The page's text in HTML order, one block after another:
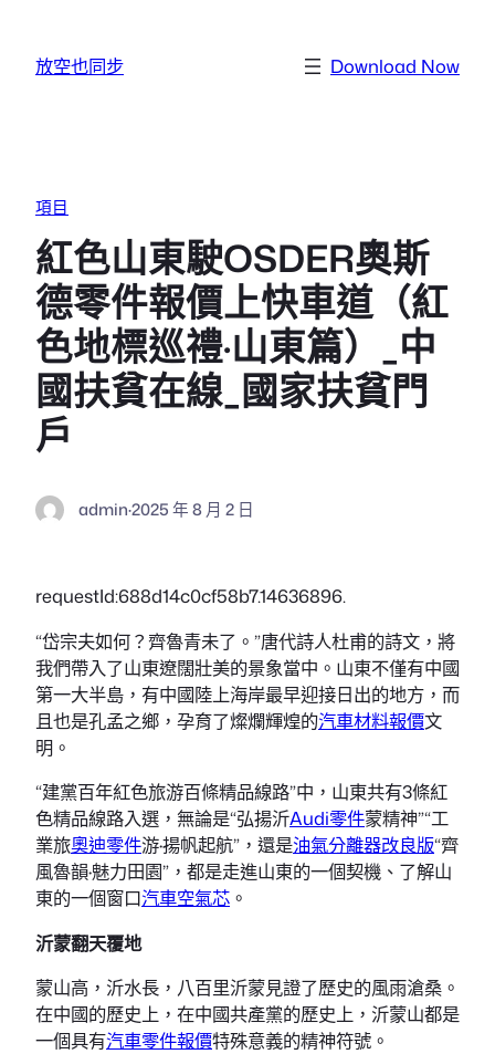
放空也同步 Download Now
項目
紅色山東駛OSDER奧斯
德零件報價上快車道（紅
色地標巡禮·山東篇）_中
國扶貧在線_國家扶貧門
戶
admin·2025 年 8 月 2 日
requestId:688d14c0cf58b7.14636896.
“岱宗夫如何？齊魯青未了。”唐代詩人杜甫的詩文，將
我們帶入了山東遼闊壯美的景象當中。山東不僅有中國
第一大半島，有中國陸上海岸最早迎接日出的地方，而
且也是孔孟之鄉，孕育了燦爛輝煌的汽車材料報價文
明。
“建黨百年紅色旅游百條精品線路”中，山東共有3條紅
色精品線路入選，無論是“弘揚沂Audi零件蒙精神”“工
業旅奧迪零件游·揚帆起航”，還是油氣分離器改良版“齊
風魯韻·魅力田園”，都是走進山東的一個契機、了解山
東的一個窗口汽車空氣芯 。
沂蒙翻天覆地
蒙山高，沂水長，八百里沂蒙見證了歷史的風雨滄桑。
在中國的歷史上，在中國共產黨的歷史上，沂蒙山都是
一個具有汽車零件報價特殊意義的精神符號。